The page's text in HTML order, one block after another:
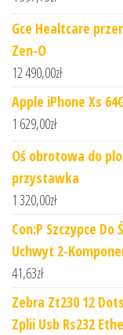
Gce Healtcare
Zen-O
12 490,00zł
Apple iPhone Xs
1 629,00zł
Oś obrotowa do
przystawka
1 320,00zł
Con:P Szczypce
Uchwyt 2-
41,63zł
Zebra Zt230 12
Zplii Usb Rs232